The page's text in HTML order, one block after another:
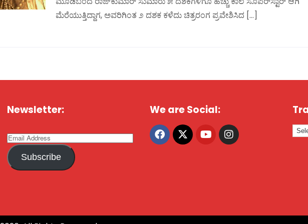
ಮೆರೆಯುತ್ತಿದ್ದಾಗ, ಅವರಿಗಿಂತ ೨ ದಶಕ ಕಳೆದು ಚಿತ್ರರಂಗ ಪ್ರವೇಶಿಸಿದ […]
Newsletter:
Subscribe
We are Social: